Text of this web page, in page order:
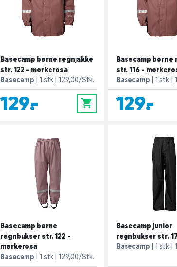
Basecamp børne regnjakke
str. 122 - mørkerosa
Basecamp
1 stk 129,00/Stk.
129,- 0
Basecamp børne
str. 116 -
Basecamp
1 stk
129,-
Basecamp børne
regnbukser str. 122 -
mørkerosa
Basecamp
1 stk 129,00/Stk.
Basecamp junior
regnbukser str.
Basecamp
1 stk